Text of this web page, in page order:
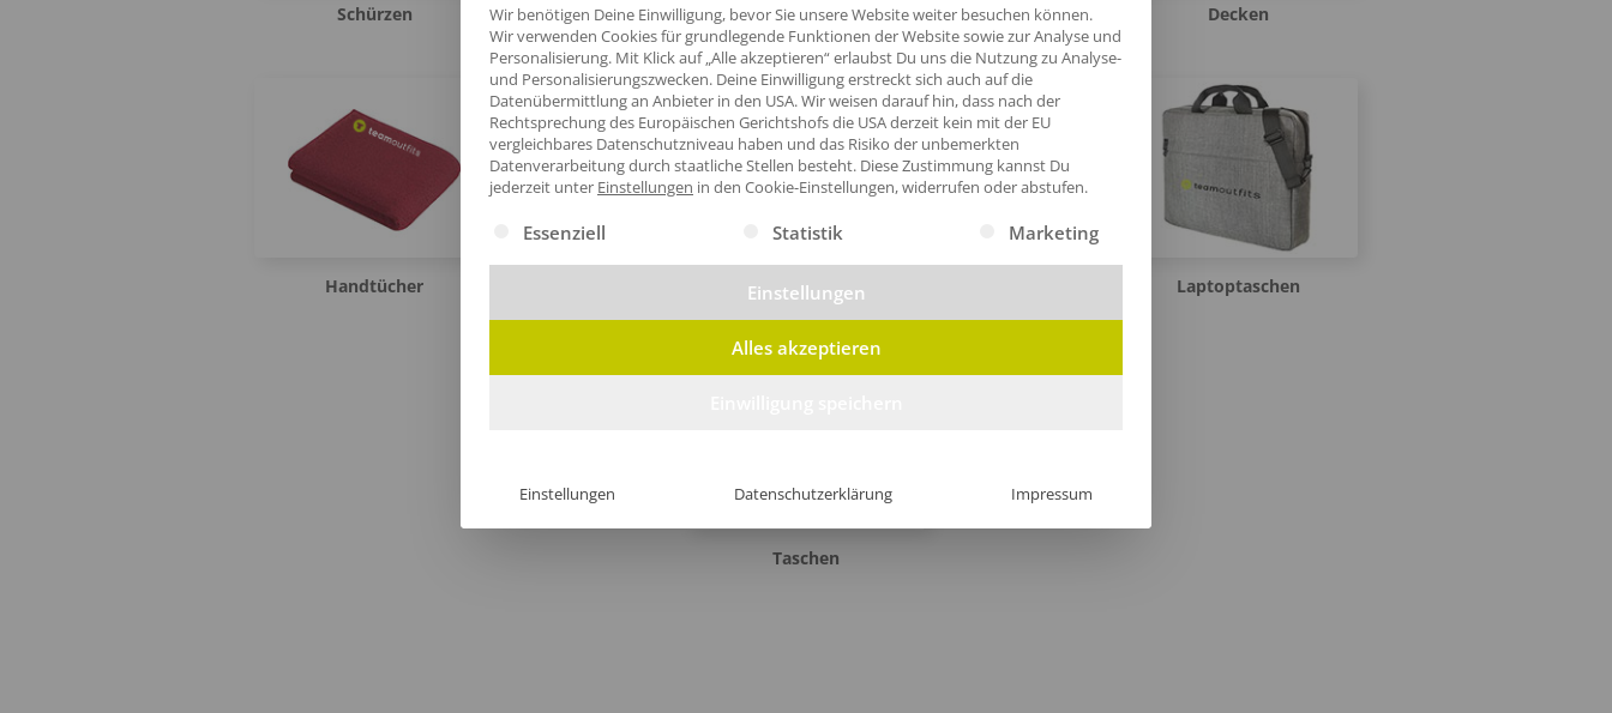
Schürzen Arbeitsjacken Arbeitshosen Decken
Handtücher Laptoptaschen
Taschen
Wir benötigen Deine Einwilligung, bevor Sie unsere Website weiter besuchen können.
Wir verwenden Cookies für grundlegende Funktionen der Website sowie zur Analyse und
Personalisierung. Mit Klick auf „Alle akzeptieren“ erlaubst Du uns die Nutzung zu Analyse-
und Personalisierungszwecken. Deine Einwilligung erstreckt sich auch auf die
Datenübermittlung an Anbieter in den USA. Wir weisen darauf hin, dass nach der
Rechtsprechung des Europäischen Gerichtshofs die USA derzeit kein mit der EU
vergleichbares Datenschutzniveau haben und das Risiko der unbemerkten
Datenverarbeitung durch staatliche Stellen besteht. Diese Zustimmung kannst Du
jederzeit unter Einstellungen in den Cookie-Einstellungen, widerrufen oder abstufen.
Es folgt eine Liste der Service-Gruppen, für die eine Einwilligung erteilt werden kann. Die erste Service-Gruppe ist essenziell und kann
Essenziell Statistik Marketing
Einstellungen
Alles akzeptieren
Einstellungen Datenschutzerklärung Impressum